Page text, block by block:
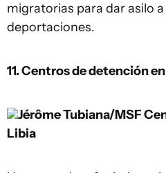
migratorias para dar asilo
deportaciones.
11. Centros de detención
Jérôme Tubiana/MSF
Libia